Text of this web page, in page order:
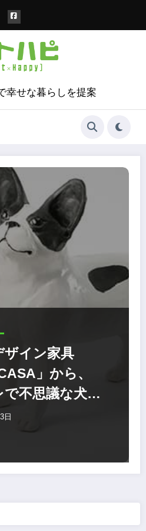
幸せな暮らしを提案
ザイン家具
」から、
不思議な犬猫
ウルが発売
日